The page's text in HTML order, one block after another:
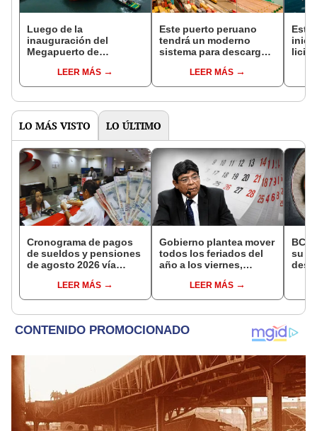
Luego de la
inauguración del
Megapuerto de
los desafíos y las obras
pendientes?
LEER MÁS
Este puerto peruano
tendrá un moderno
sistema para descargar
más de 50.000
toneladas de trigo, maíz
LEER MÁS
Este
LO MÁS VISTO LO ÚLTIMO
Cronograma de pagos
de sueldos y pensiones
de agosto 2026 vía
conoce las fechas de
depósito
LEER MÁS
Gobierno plantea mover
todos los feriados del
año a los viernes,
Navidad y Año Nuevo
LEER MÁS
BCR
su